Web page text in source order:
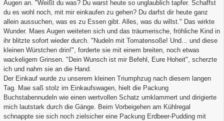
Augen an. "Weißt du was? Du warst heute so unglaublich tapfer. Schaffst
du es wohl noch, mit mir einkaufen zu gehen? Du darfst dir heute ganz
allein aussuchen, was es zu Essen gibt. Alles, was du willst." Das wirkte
Wunder. Maes Augen weiteten sich und das träumerische, fröhliche Kind in
ihr blitzte sofort wieder durch. "Nudeln mit Tomatensoße! Und... und diese
kleinen Würstchen drin!", forderte sie mit einem breiten, noch etwas
wackeligem Grinsen. "Dein Wunsch ist mir Befehl, Eure Hoheit", scherzte
ich und nahm sie an die Hand.
Der Einkauf wurde zu unserem kleinen Triumphzug nach diesem langen
Tag. Mae saß stolz im Einkaufswagen, hielt die Packung
Buchstabennudeln wie einen wertvollen Schatz umklammert und dirigierte
mich lautstark durch die Gänge. Beim Vorbeigehen am Kühlregal
schnappte sie sich noch zielsicher eine Packung Erdbeer-Pudding mit